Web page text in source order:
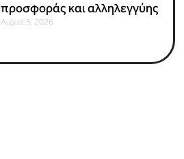
προσφοράς και αλληλεγγύης
August 5, 2026